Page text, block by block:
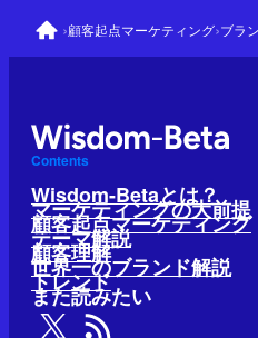
›顧客起点マーケティング›ブラ
Contents
Wisdom-Betaとは？
マーケティングの大前提
顧客起点マーケティング
テーマ解説
顧客理解
世界一のブランド解説
トレンド
また読みたい